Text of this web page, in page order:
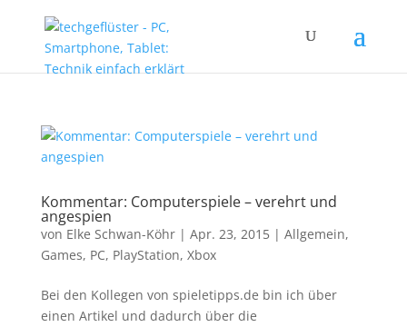
Kommentar: Computerspiele – verehrt und
angespien
von Elke Schwan-Köhr| Apr. 23, 2015| Allgemein,
Games, PC, PlayStation, Xbox
Bei den Kollegen von spieletipps.de bin ich über
einen Artikel und dadurch über die